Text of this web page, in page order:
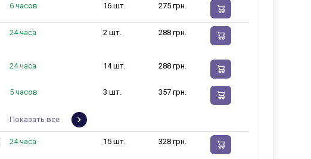
6 часов 16 шт. 275 грн.
24 часа 2 шт. 288 грн.
24 часа 14 шт. 288 грн.
5 часов 3 шт. 357 грн.
Показать все
24 часа 15 шт. 328 грн.